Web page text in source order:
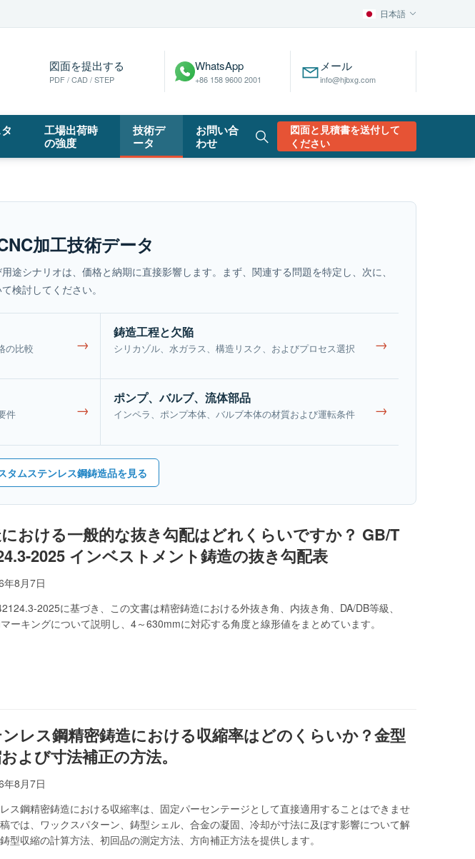
日本語
図面を提出する
PDF / CAD / STEP
WhatsApp
+86 158 9600 2001
メール
info@hjbxg.com
工場出荷時
の強度
技術デ
ータ
お問い合
わせ
図面と見積書を送付して
ください
加工技術データ
途シナリオは、価格と納期に直接影響します。まず、関連する問題を特定し、次に、
検討してください。
の比較 →
鋳造工程と欠陥
シリカゾル、水ガラス、構造リスク、およびプロセス選択 →
件 →
ポンプ、バルブ、流体部品
インペラ、ポンプ本体、バルブ本体の材質および運転条件 →
タムステンレス鋼鋳造品を見る
おける一般的な抜き勾配はどれくらいですか？ GB/T
2025 インベストメント鋳造の抜き勾配表
年8月7日
2025に基づき、この文書は精密鋳造における外抜き角、内抜き角、DA/DB等級、
ーキングについて説明し、4～630mmに対応する角度と線形値をまとめています。
レス鋼精密鋳造における収縮率はどのくらいか？金型
よび寸法補正の方法。
年8月7日
ス鋼精密鋳造における収縮率は、固定パーセンテージとして直接適用することはできませ
では、ワックスパターン、鋳型シェル、合金の凝固、冷却が寸法に及ぼす影響について解
型収縮の計算方法、初回品の測定方法、方向補正方法を提供します。